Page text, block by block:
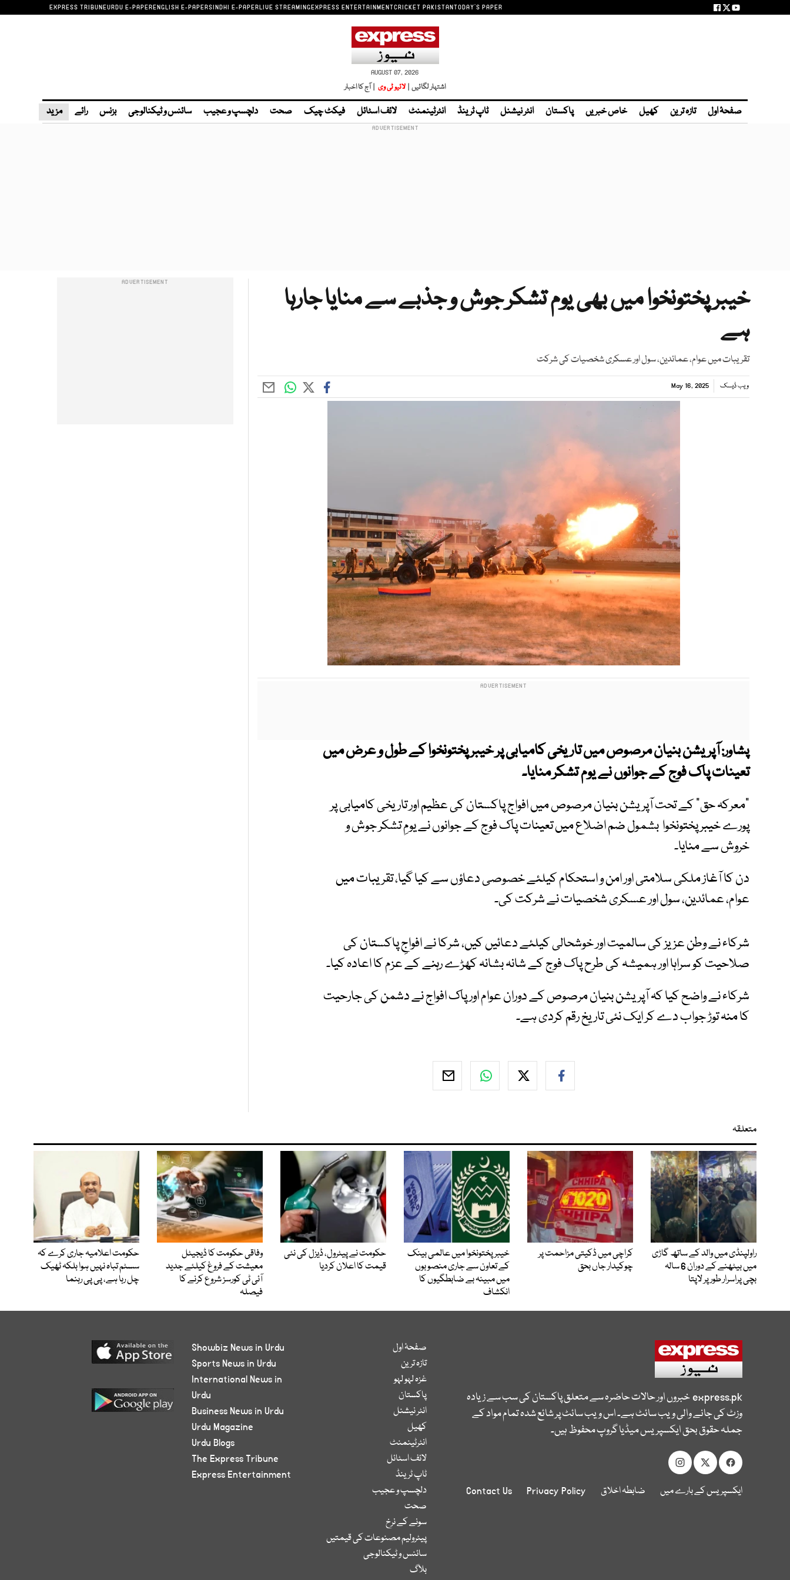
EXPRESS TRIBUNEURDU E-PAPERENGLISH E-PAPERSINDHI E-PAPERLIVE STREAMINGEXPRESS ENTERTAINMENTCRICKET PAKISTANTODAY'S PAPER
AUGUST 07, 2026
اشتہار لگائیں | لائیو ٹی وی | آج کا اخبار
صفحۂ اول تازہ ترین کھیل خاص خبریں پاکستان انٹر نیشنل ٹاپ ٹرینڈ انٹرٹینمنٹ لائف اسٹائل فیکٹ چیک صحت دلچسپ و عجیب سائنس و ٹیکنالوجی بزنس رائے مزید
خیبر پختونخوا میں بھی یوم تشکر جوش و جذبے سے منایا جارہا
ہے
تقریبات میں عوام، عمائدین، سول اور عسکری شخصیات کی شرکت
ویب ڈیسک May 16, 2025
پشاور:آپریشن بنیان مرصوص میں تاریخی کامیابی پر خیبر پختونخوا کے طول و عرض میں
تعینات پاک فوج کے جوانوں نے یوم تشکر منایا۔
"معرکہ حق" کے تحت آپریشن بنیان مرصوص میں افواج پاکستان کی عظیم اور تاریخی کامیابی پر
پورے خیبرپختونخوا بشمول ضم اضلاع میں تعینات پاک فوج کے جوانوں نے یومِ تشکر جوش و
خروش سے منایا۔
دن کا آغاز ملکی سلامتی اور امن و استحکام کیلئے خصوصی دعاؤں سے کیا گیا، تقریبات میں
عوام، عمائدین، سول اور عسکری شخصیات نے شرکت کی۔
شرکاء نے وطن عزیز کی سالمیت اور خوشحالی کیلئے دعائیں کیں، شرکا نے افواجِ پاکستان کی
صلاحیت کو سراہا اور ہمیشہ کی طرح پاک فوج کے شانہ بشانہ کھڑے رہنے کے عزم کا اعادہ کیا۔
شرکاء نے واضح کیا کہ آپریشن بنیان مرصوص کے دوران عوام اور پاک افواج نے دشمن کی جارحیت
کا منہ توڑ جواب دے کر ایک نئی تاریخ رقم کردی ہے۔
متعلقہ
راولپنڈی میں والد کے ساتھ گاڑی
میں بیٹھنے کے دوران 6 سالہ
بچی پراسرار طور پر لاپتا
کراچی میں ڈکیتی مزاحمت پر
چوکیدار جاں بحق
خیبرپختونخوا میں عالمی بینک
کے تعاون سے جاری منصوبوں
میں مبینہ بے ضابطگیوں کا
انکشاف
حکومت نے پیٹرول، ڈیزل کی نئی
قیمت کا اعلان کردیا
وفاقی حکومت کا ڈیجیٹل
معیشت کے فروغ کیلئے جدید
آئی ٹی کورسز شروع کرنے کا
فیصلہ
حکومت اعلامیہ جاری کرے کہ
سسٹم تباہ نہیں ہوا بلکہ ٹھیک
چل رہا ہے، پی پی رہنما
express.pkخبروں اور حالات حاضرہ سے متعلق پاکستان کی سب سے زیادہ
وزٹ کی جانے والی ویب سائٹ ہے۔ اس ویب سائٹ پر شائع شدہ تمام مواد کے
جملہ حقوق بحق ایکسپریس میڈیا گروپ محفوظ ہیں۔
ایکسپریس کے بارے میں ضابطہ اخلاق Privacy Policy
Contact Us
صفحۂ اول
تازہ ترین
غزہ لہو لہو
پاکستان
انٹر نیشنل
کھیل
انٹرٹینمنٹ
لائف اسٹائل
ٹاپ ٹرینڈ
دلچسپ و عجیب
صحت
سونے کے نرخ
پیٹرولیم مصنوعات کی قیمتیں
سائنس و ٹیکنالوجی
بلاگ
Showbiz News in Urdu
Sports News in Urdu
International News in
Urdu
Business News in Urdu
Urdu Magazine
Urdu Blogs
The Express Tribune
Express Entertainment